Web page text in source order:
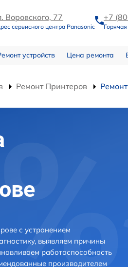
Воровского, 77
сервисного центра Panasonic
+7
устройств Цена ремонта
Ремонт Принтеров
с устранением
выявляем причины
работоспособность
производителем